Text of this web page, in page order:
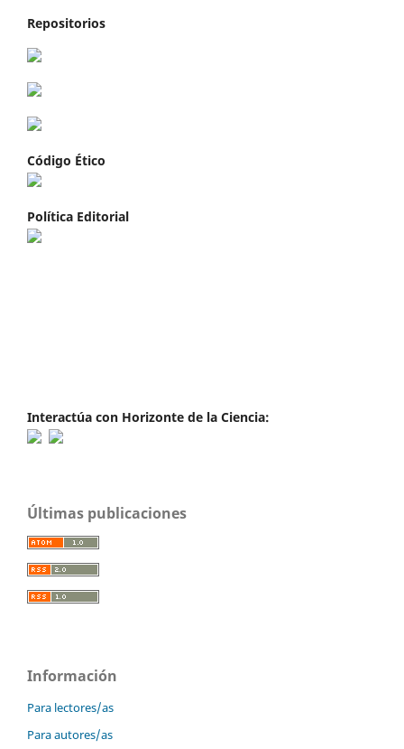
Repositorios
Código Ético
Política Editorial
Interactúa con Horizonte de la Ciencia:
Últimas publicaciones
Información
Para lectores/as
Para autores/as